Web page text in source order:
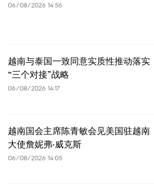
06/08/2026 14:56
越南与泰国一致同意实质性推动落实
“三个对接”战略
06/08/2026 14:17
越南国会主席陈青敏会见美国驻越南
大使詹妮弗·威克斯
06/08/2026 14:05